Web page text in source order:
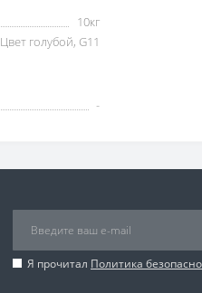
10кг
Цвет голубой, G11
-
Я прочитал Политика